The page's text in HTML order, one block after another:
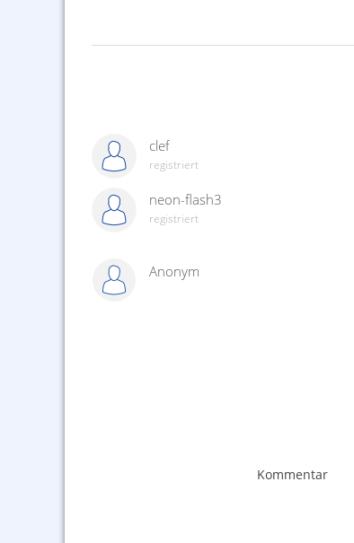
clef
registriert
neon-flash3
registriert
Anonym
Kommentar